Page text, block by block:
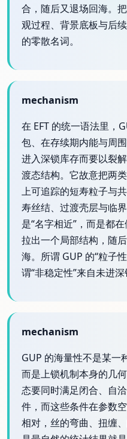
合，随后又退场回海。
观过程、背景底板与后
的零散名词。
mechanism
在 EFT 的统一语法里，
包、在存续期内能与周
进入深锁库存而要以裂
渡态结构。它故意把两
上可追踪的短寿粒子与
寿丝结、过渡壳层与临
是“名字相近”，而是都
拉出一个局部结构，随
海。所谓 GUP 的“粒子
谓“非稳定性”来自未进深
mechanism
GUP 的海量性不是某一
而是上锁机制本身的几
态要同时满足闭合、自
件，而这些条件在参数
相对，丝的弯曲、扭缠